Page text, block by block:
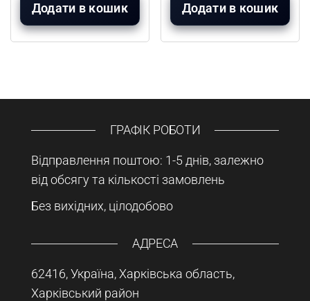
Додати в кошик Додати в кошик
ГРАФІК РОБОТИ
Відправлення поштою: 1-5 днів, залежно
від обсягу та кількості замовлень
Без вихідних, цілодобово
АДРЕСА
62416, Україна, Харківська область,
Харківський район